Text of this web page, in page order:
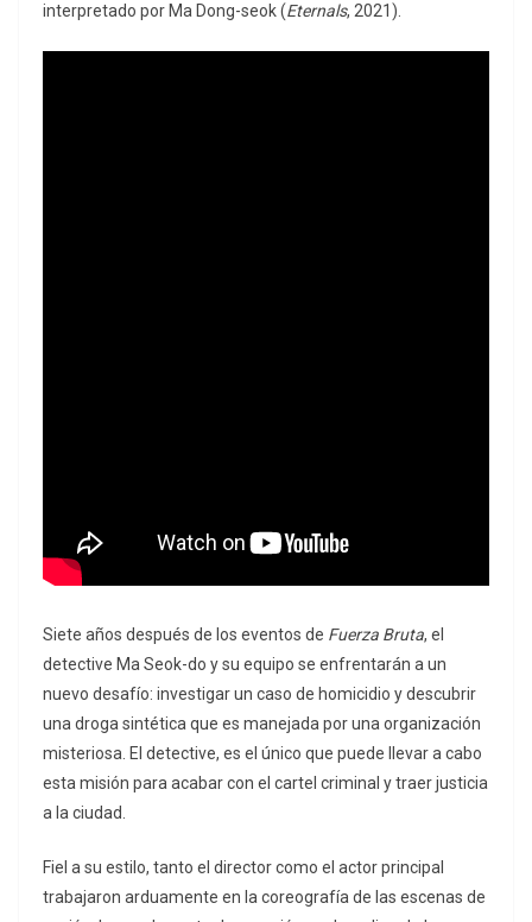
interpretado por Ma Dong-seok (Eternals, 2021).
Siete años después de los eventos de Fuerza Bruta, el
detective Ma Seok-do y su equipo se enfrentarán a un
nuevo desafío: investigar un caso de homicidio y descubrir
una droga sintética que es manejada por una organización
misteriosa. El detective, es el único que puede llevar a cabo
esta misión para acabar con el cartel criminal y traer justicia
a la ciudad.
Fiel a su estilo, tanto el director como el actor principal
trabajaron arduamente en la coreografía de las escenas de